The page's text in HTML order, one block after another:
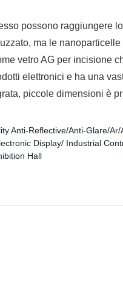
possono raggiungere
ma le
vetro AG per incisione
elettronici e ha una
piccole dimensioni è